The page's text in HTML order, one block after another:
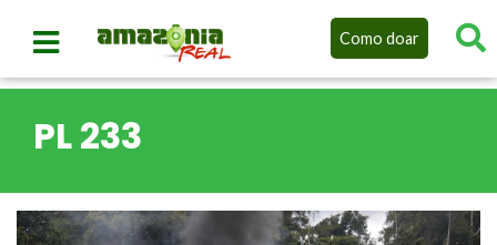
Como doar
PL 233